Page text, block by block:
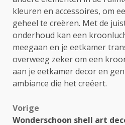
kleuren en accessoires, om
geheel te creëren. Met de
onderhoud kan een
meegaan en je eetkamer
overweeg zeker om een
aan je eetkamer decor en
ambiance die het creëert.
Bericht
Vorige
Wonderschoon shell art